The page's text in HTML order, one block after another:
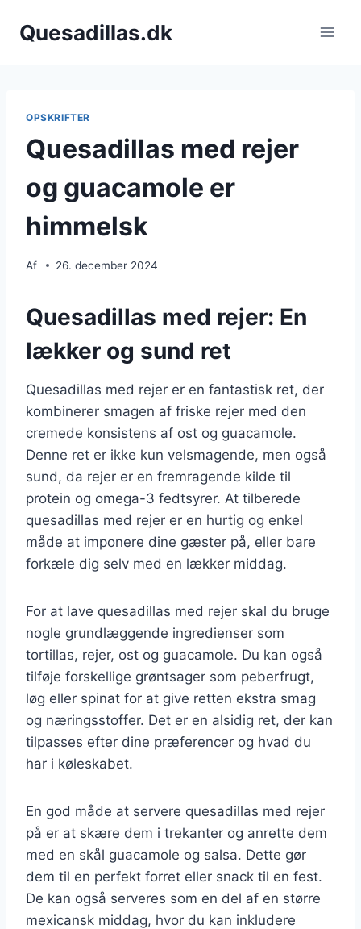
Quesadillas.dk
OPSKRIFTER
Quesadillas med rejer
og guacamole er
himmelsk
Af 26. december 2024
Quesadillas med rejer: En
lækker og sund ret
Quesadillas med rejer er en fantastisk ret, der
kombinerer smagen af friske rejer med den
cremede konsistens af ost og guacamole.
Denne ret er ikke kun velsmagende, men også
sund, da rejer er en fremragende kilde til
protein og omega-3 fedtsyrer. At tilberede
quesadillas med rejer er en hurtig og enkel
måde at imponere dine gæster på, eller bare
forkæle dig selv med en lækker middag.
For at lave quesadillas med rejer skal du bruge
nogle grundlæggende ingredienser som
tortillas, rejer, ost og guacamole. Du kan også
tilføje forskellige grøntsager som peberfrugt,
løg eller spinat for at give retten ekstra smag
og næringsstoffer. Det er en alsidig ret, der kan
tilpasses efter dine præferencer og hvad du
har i køleskabet.
En god måde at servere quesadillas med rejer
på er at skære dem i trekanter og anrette dem
med en skål guacamole og salsa. Dette gør
dem til en perfekt forret eller snack til en fest.
De kan også serveres som en del af en større
mexicansk middag, hvor du kan inkludere